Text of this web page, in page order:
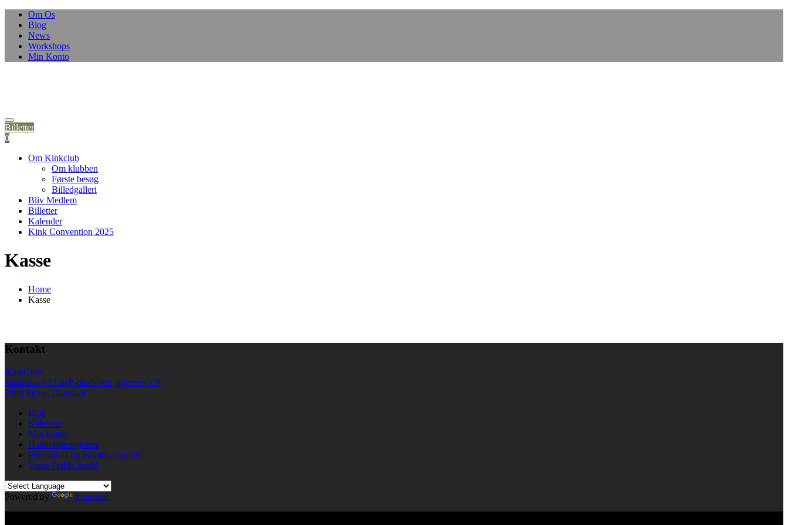
Om Os
Blog
News
Workshops
Min Konto
Billetter
0
Om Kinkclub
Om klubben
Første besøg
Billedgalleri
Bliv Medlem
Billetter
Kalender
Kink Convention 2025
Kasse
Home
Kasse
Kontakt
KinkClub
Bilstrupvej 13 a (P-plads ved jægervej 12)
7800 Skive, Danmark
Blog
Kalender
Min konto
Handelsbetingelser
Persondata og privatlivs politik
Vores Fetlife profil
Powered by
Translate